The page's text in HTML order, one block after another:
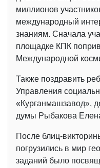
миллионов
международный
знаниям. Сначала
площадке КПК
Международной
Также поздравить
Управления
«Курганмашзавод»,
думы Рыбакова
После блиц-
погрузились в мир
заданий было